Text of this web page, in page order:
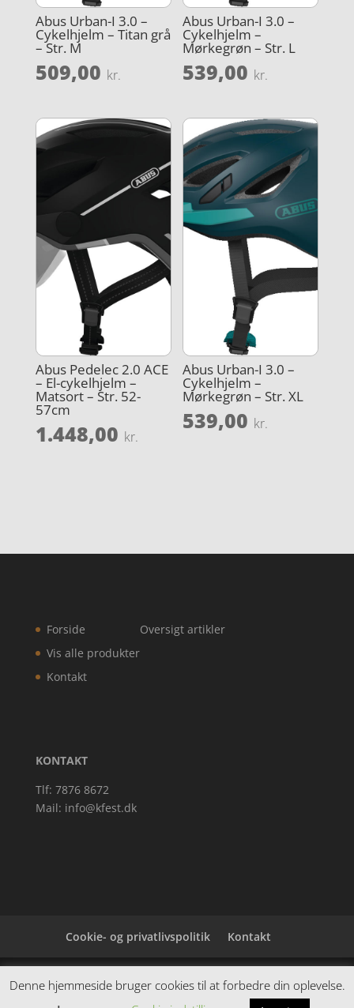
Abus Urban-I 3.0 –
Cykelhjelm – Titan grå
– Str. M
509,00 kr.
Abus Urban-I 3.0 –
Cykelhjelm –
Mørkegrøn – Str. L
539,00 kr.
Abus Pedelec 2.0 ACE
– El-cykelhjelm –
Matsort – Str. 52-
57cm
1.448,00 kr.
Abus Urban-I 3.0 –
Cykelhjelm –
Mørkegrøn – Str. XL
539,00 kr.
Forside
Vis alle produkter
Kontakt
Oversigt artikler
KONTAKT
Tlf: 7876 8672
Mail: info@kfest.dk
Cookie- og privatlivspolitik Kontakt
Denne hjemmeside samler et bredt udvalg af
spændende varer. Siden er et affiiliatesite, og nogle
Denne hjemmeside bruger cookies til at forbedre din oplevelse.